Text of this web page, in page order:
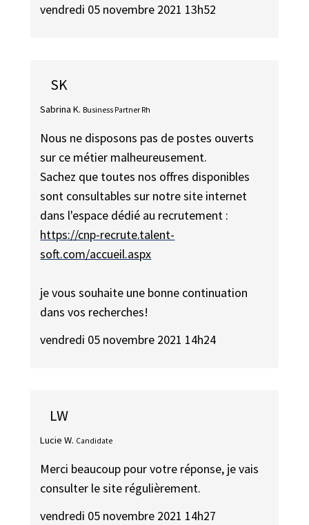
vendredi 05 novembre 2021 13h52
SK
Sabrina K. Business Partner Rh
Nous ne disposons pas de postes ouverts
sur ce métier malheureusement.
Sachez que toutes nos offres disponibles
sont consultables sur notre site internet
dans l'espace dédié au recrutement :
https://cnp-recrute.talent-
soft.com/accueil.aspx
je vous souhaite une bonne continuation
dans vos recherches!
vendredi 05 novembre 2021 14h24
LW
Lucie W. Candidate
Merci beaucoup pour votre réponse, je vais
consulter le site régulièrement.
vendredi 05 novembre 2021 14h27